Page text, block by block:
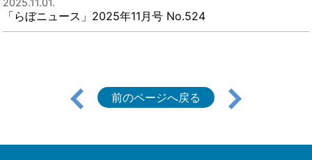
2025.11.01.
「らぼニュース」2025年11月号 No.524
前のページへ戻る